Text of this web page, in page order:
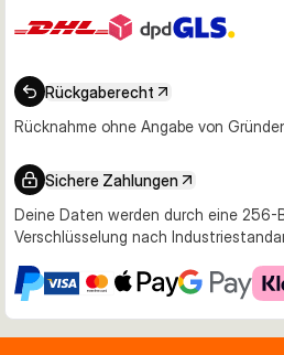
Rückgaberecht
Rücknahme ohne Angabe von
Sichere Zahlungen
Deine Daten werden durch eine 256-
Verschlüsselung nach